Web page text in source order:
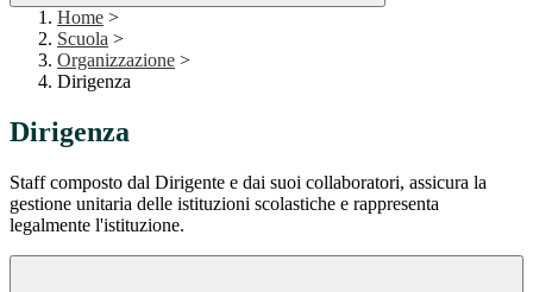
Home >
Scuola >
Organizzazione >
Dirigenza
Dirigenza
Staff composto dal Dirigente e dai suoi collaboratori, assicura la
gestione unitaria delle istituzioni scolastiche e rappresenta
legalmente l'istituzione.